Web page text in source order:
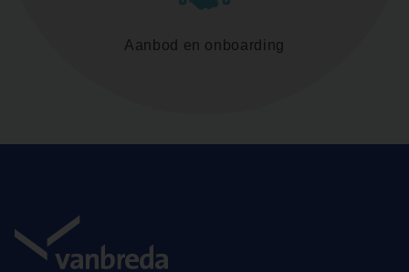
Aanbod en onboarding